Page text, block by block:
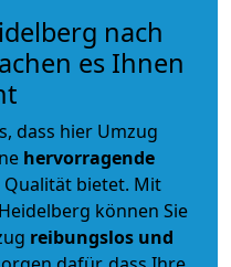
nach
es Ihnen
dass hier Umzug
hervorragende
Qualität bietet. Mit
können Sie
reibungslos und